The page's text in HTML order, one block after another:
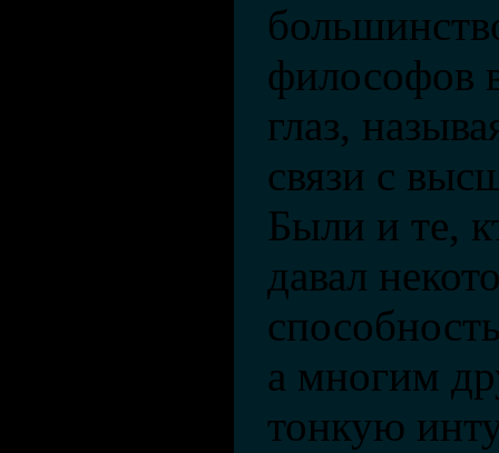
философов
глаз,
связи с
Были и те,
давал
а многим
тонкую